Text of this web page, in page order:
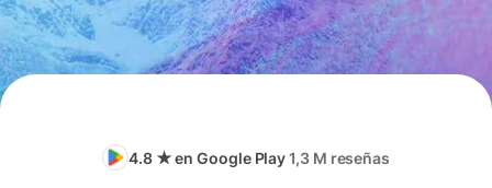
4.8 ★ en Google Play1,3 M reseñas